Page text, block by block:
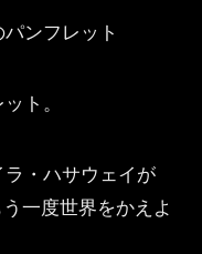
ンフレット
ト。
・ハサウェイが
一度世界をかえよ